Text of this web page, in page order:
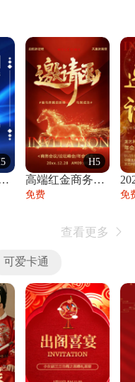
商加盟展会峰会论坛邀请函
H5
高端红金商务会议年会年终盛典答谢邀请函
免费 免
查看更多 
可爱卡通